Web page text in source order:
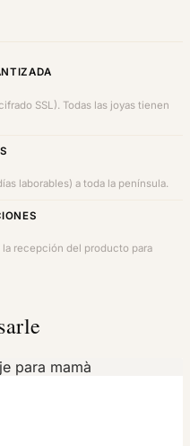
SSL). Todas las joyas tienen
laborables) a toda la península.
recepción del producto para